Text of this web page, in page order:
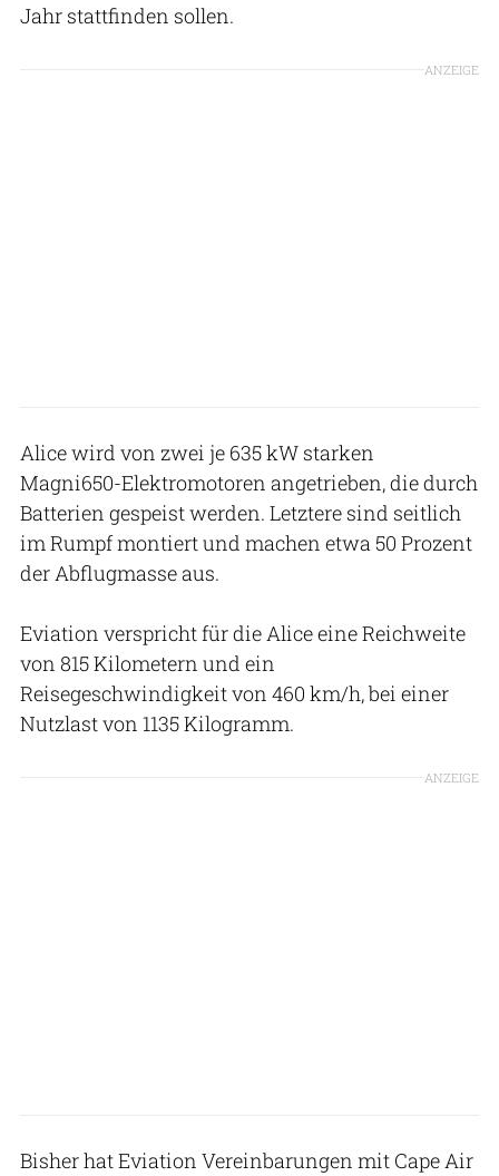
Jahr stattfinden sollen.
ANZEIGE
Alice wird von zwei je 635 kW starken
Magni650-Elektromotoren angetrieben, die durch
Batterien gespeist werden. Letztere sind seitlich
im Rumpf montiert und machen etwa 50 Prozent
der Abflugmasse aus.
Eviation verspricht für die Alice eine Reichweite
von 815 Kilometern und ein
Reisegeschwindigkeit von 460 km/h, bei einer
Nutzlast von 1135 Kilogramm.
ANZEIGE
Bisher hat Eviation Vereinbarungen mit Cape Air